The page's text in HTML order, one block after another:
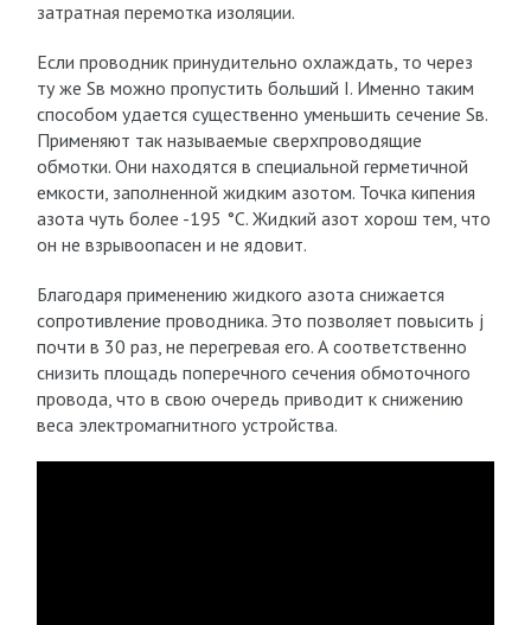
затратная перемотка изоляции.
Если проводник принудительно охлаждать, то через
ту же Sв можно пропустить больший I. Именно таким
способом удается существенно уменьшить сечение Sв.
Применяют так называемые сверхпроводящие
обмотки. Они находятся в специальной герметичной
емкости, заполненной жидким азотом. Точка кипения
азота чуть более -195 °С. Жидкий азот хорош тем, что
он не взрывоопасен и не ядовит.
Благодаря применению жидкого азота снижается
сопротивление проводника. Это позволяет повысить j
почти в 30 раз, не перегревая его. А соответственно
снизить площадь поперечного сечения обмоточного
провода, что в свою очередь приводит к снижению
веса электромагнитного устройства.